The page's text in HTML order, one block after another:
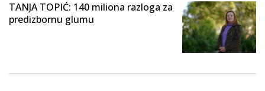
TANJA TOPIĆ: 140 miliona razloga za
predizbornu glumu